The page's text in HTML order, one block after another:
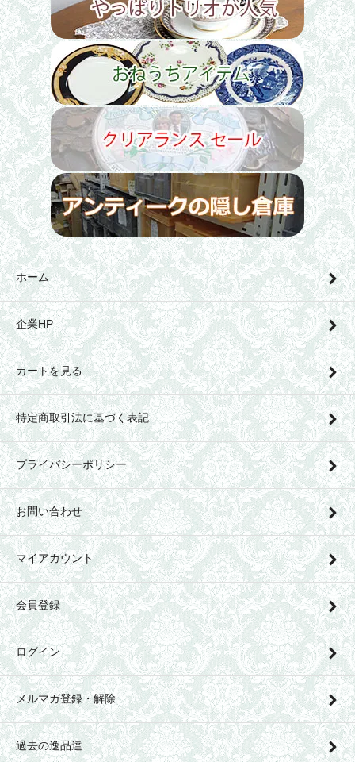
ホーム
企業HP
カートを見る
特定商取引法に基づく表記
プライバシーポリシー
お問い合わせ
マイアカウント
会員登録
ログイン
メルマガ登録・解除
過去の逸品達